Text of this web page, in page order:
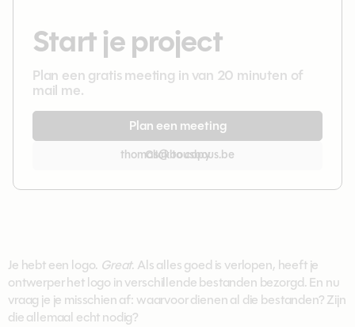
Start je project
Plan een gratis meeting in van 20 minuten of
mail me.
Plan een meeting
thomas@bousbous.be
Click to copy
Je hebt een logo. Great. Als alles goed is verlopen, heeft je
ontwerper het logo in verschillende bestanden bezorgd. En nu
vraag je je misschien af: waarvoor dienen al die bestanden? Zijn
die allemaal echt nodig?